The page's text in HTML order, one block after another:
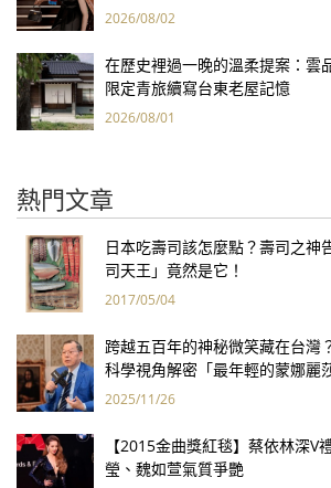
報亮眼
2026/08/02
在歷史裡過一晚的溫柔提案：雲
限定青旅續寫台東老屋記憶
2026/08/01
熱門文章
日本吃壽司該怎麼點？壽司之神
司天王」竟然是它！
2017/05/04
跨越五百年的神秘微笑藏在台灣
科學視角解密「最年輕的蒙娜麗莎
2025/11/26
【2015金曲獎紅毯】蔡依林深V
瑩、魏如萱氣質爭艷